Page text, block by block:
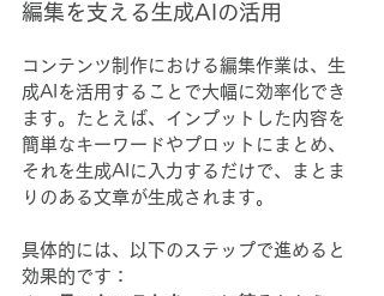
編集を支える生成AIの活用
コンテンツ制作における編集作業は、生
成AIを活用することで大幅に効率化でき
ます。たとえば、インプットした内容を
簡単なキーワードやプロットにまとめ、
それを生成AIに入力するだけで、まとま
りのある文章が生成されます。
具体的には、以下のステップで進めると
効果的です：